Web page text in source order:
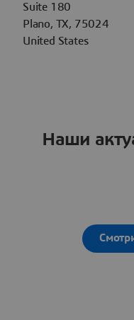
Suite 180
Plano, TX, 75024
United States
Наши